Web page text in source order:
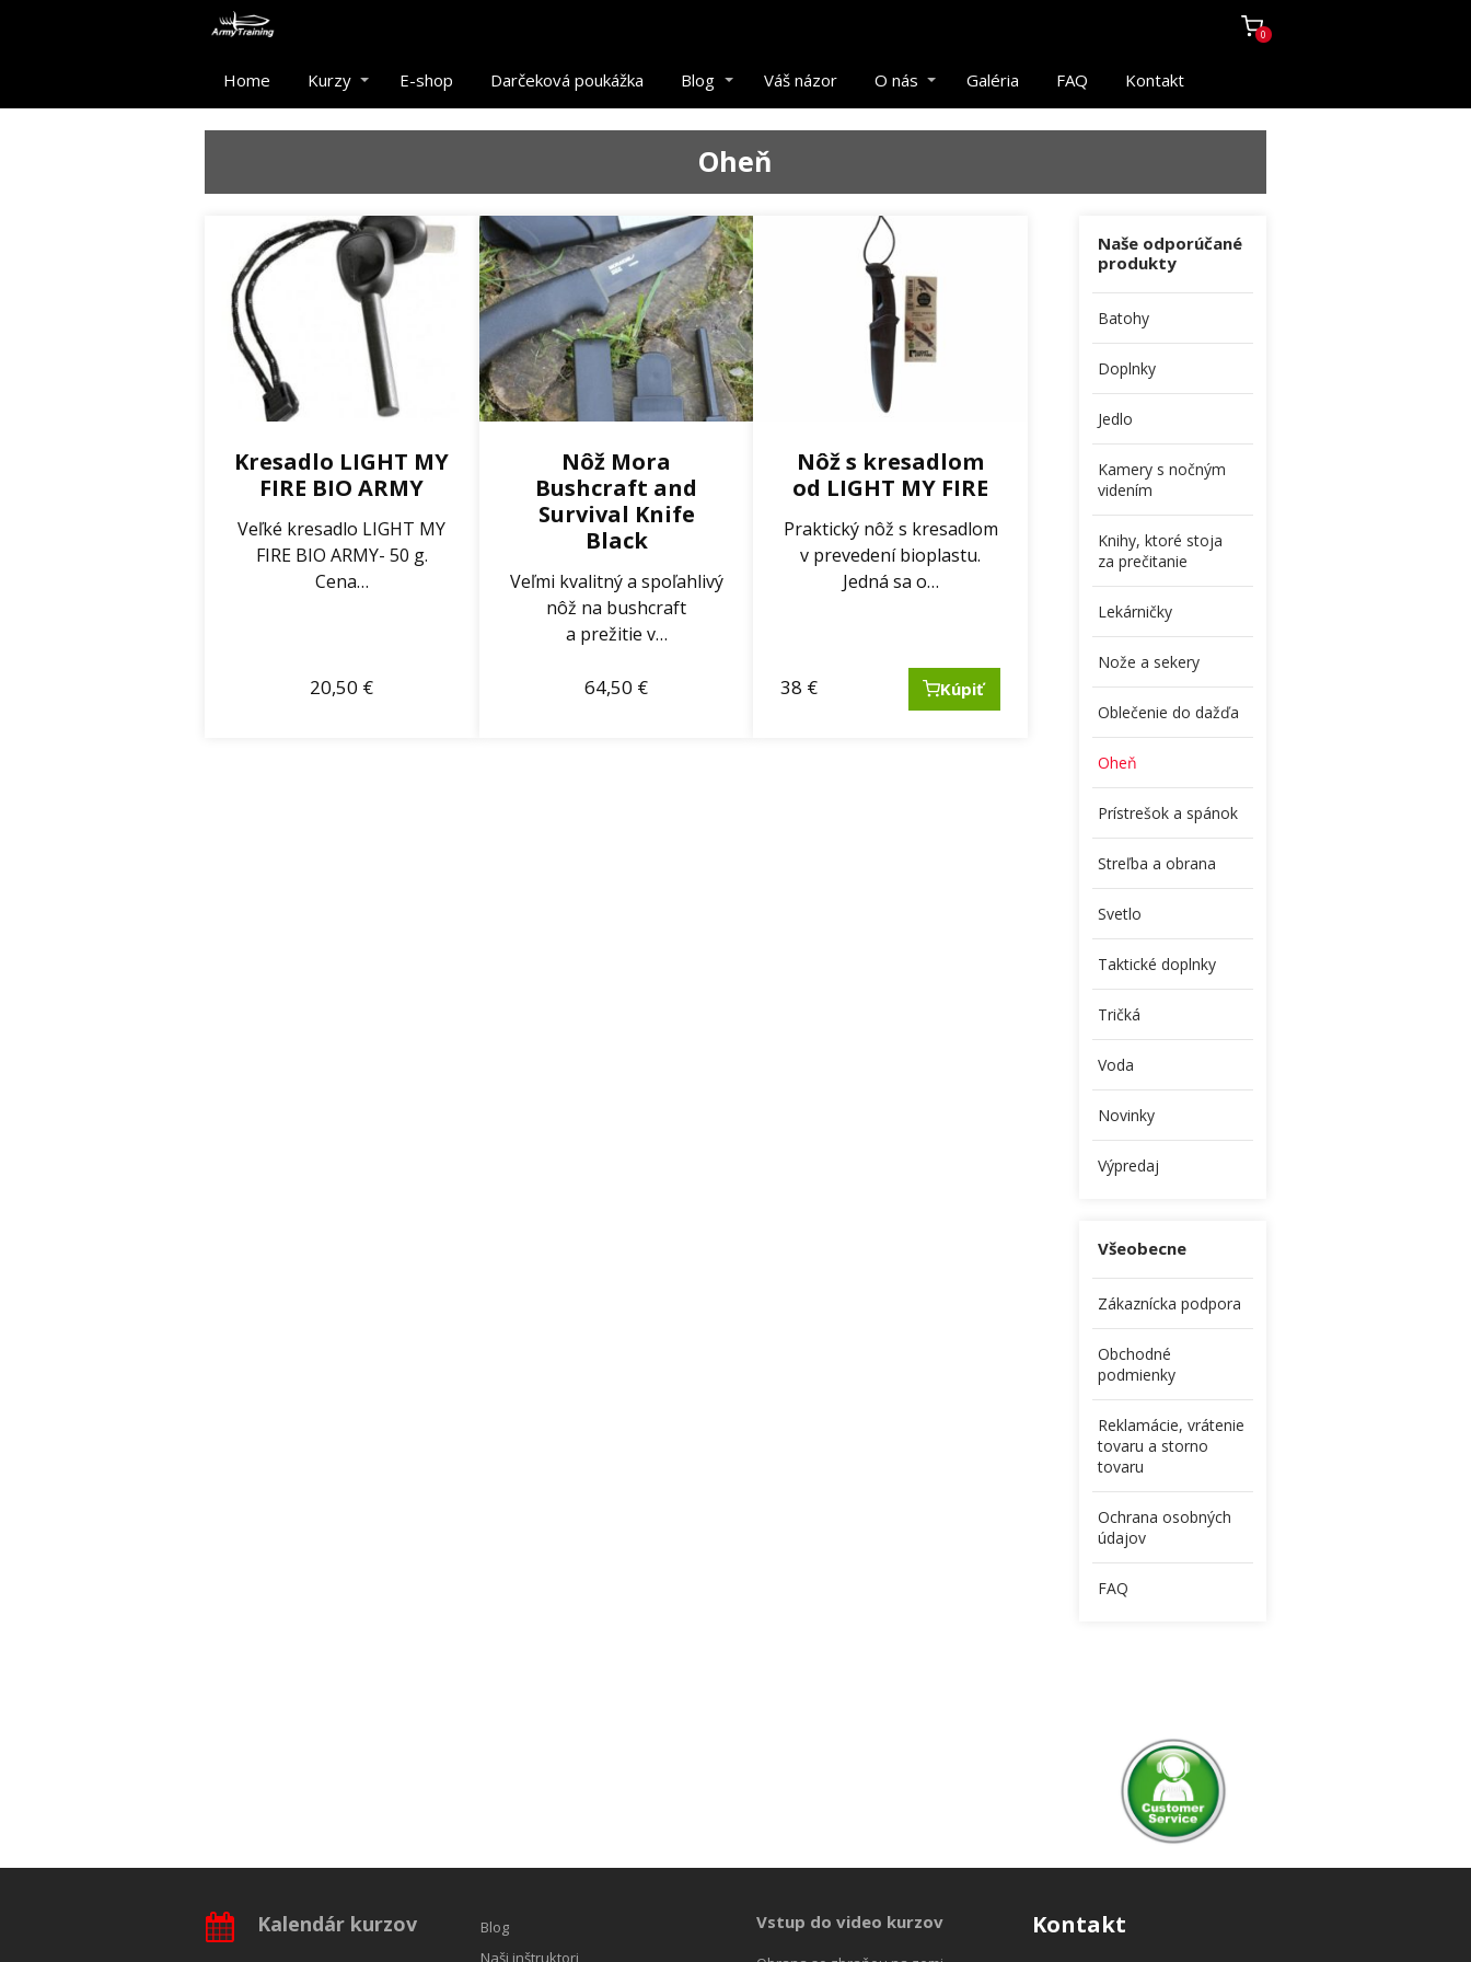
0
Home Kurzy E-shop Darčeková poukážka Blog Váš názor O nás Galéria FAQ Kontakt
Oheň
Kresadlo LIGHT MY
FIRE BIO ARMY
Veľké kresadlo LIGHT MY
FIRE BIO ARMY- 50 g.
Cena…
20,50 €
Nôž Mora
Bushcraft and
Survival Knife
Black
Veľmi kvalitný a spoľahlivý
nôž na bushcraft
a prežitie v…
64,50 €
Nôž s kresadlom
od LIGHT MY FIRE
Praktický nôž s kresadlom
v prevedení bioplastu.
Jedná sa o…
38 € Kúpiť
Naše odporúčané
produkty
Batohy
Doplnky
Jedlo
Kamery s nočným
videním
Knihy, ktoré stoja
za prečitanie
Lekárničky
Nože a sekery
Oblečenie do dažďa
Oheň
Prístrešok a spánok
Streľba a obrana
Svetlo
Taktické doplnky
Tričká
Voda
Novinky
Výpredaj
Všeobecne
Zákaznícka podpora
Obchodné
podmienky
Reklamácie, vrátenie
tovaru a storno
tovaru
Ochrana osobných
údajov
FAQ
Kalendár kurzov
Blog
Naši inštruktori
Vstup do video kurzov Kontakt